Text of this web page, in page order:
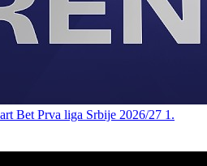
Bet Prva liga Srbije 2026/27 1.